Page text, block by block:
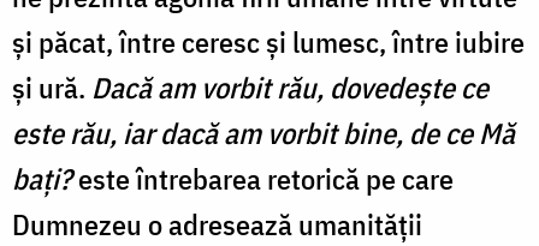
şi păcat, între ceresc şi lumesc, între iubire
şi ură. Dacă am vorbit rău, dovedeşte ce
este rău, iar dacă am vorbit bine, de ce Mă
baţi?este întrebarea retorică pe care
Dumnezeu o adresează umanităţii